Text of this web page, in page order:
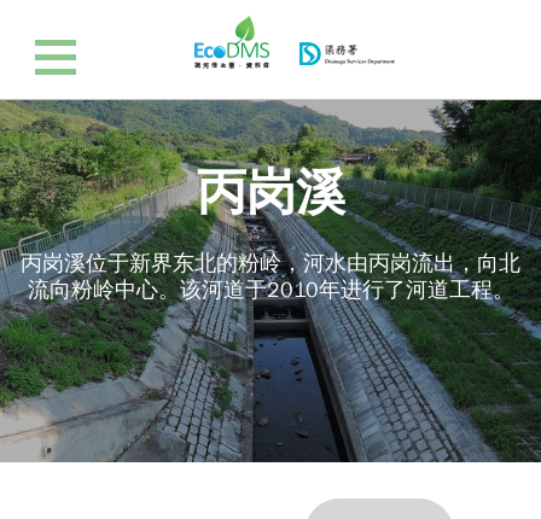
丙岗溪
丙岗溪位于新界东北的粉岭，河水由丙岗流出，向北
流向粉岭中心。该河道于2010年进行了河道工程。